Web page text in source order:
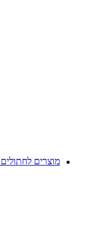
מוצרים לחתולים